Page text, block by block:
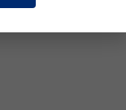
pneumonologii